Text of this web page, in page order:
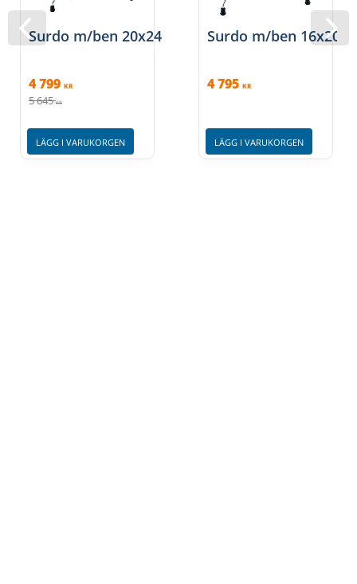
Surdo m/ben 20x24
4 799 KR
5 645 KR
LÄGG I VARUKORGEN
Surdo m/ben 16x20
4 795 KR
LÄGG I VARUKORGEN